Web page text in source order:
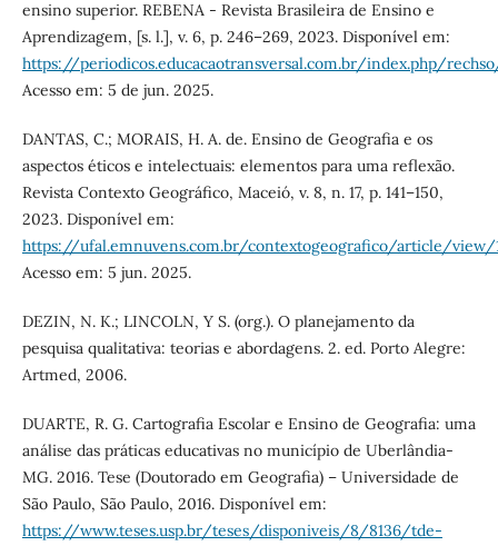
ensino superior. REBENA - Revista Brasileira de Ensino e
Aprendizagem, [s. l.], v. 6, p. 246–269, 2023. Disponível em:
https://periodicos.educacaotransversal.com.br/index.php/
Acesso em: 5 de jun. 2025.
DANTAS, C.; MORAIS, H. A. de. Ensino de Geografia e os
aspectos éticos e intelectuais: elementos para uma reflexão.
Revista Contexto Geográfico, Maceió, v. 8, n. 17, p. 141–150,
2023. Disponível em:
https://ufal.emnuvens.com.br/contextogeografico/article/view/
Acesso em: 5 jun. 2025.
DEZIN, N. K.; LINCOLN, Y S. (org.). O planejamento da
pesquisa qualitativa: teorias e abordagens. 2. ed. Porto Alegre:
Artmed, 2006.
DUARTE, R. G. Cartografia Escolar e Ensino de Geografia: uma
análise das práticas educativas no município de Uberlândia-
MG. 2016. Tese (Doutorado em Geografia) – Universidade de
São Paulo, São Paulo, 2016. Disponível em:
https://www.teses.usp.br/teses/disponiveis/8/8136/tde-